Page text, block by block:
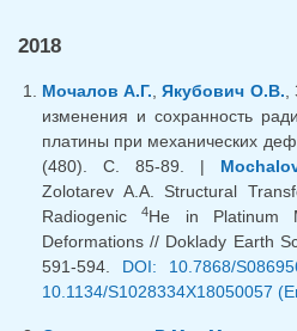
2018
Мочалов А.Г. ,Якубович О.В.
изменения и сохранность
платины при механических
(480). C. 85-89. |
Zolotarev A.A. Structural
Radiogenic4He in Platinum
Deformations // Doklady Earth
591-594. DOI: 10.7868/
10.1134/S1028334X18050057